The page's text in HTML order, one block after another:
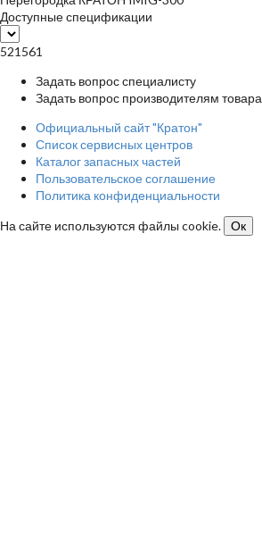
Доступные спецификации
521561
Задать вопрос специалисту
Задать вопрос производителям товара
Официальный сайт "Кратон"
Список сервисных центров
Каталог запасных частей
Пользовательское соглашение
Политика конфиденциальности
На сайте используются файлы cookie.
Ок